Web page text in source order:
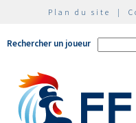
Plan du site |
Rechercher un joueur